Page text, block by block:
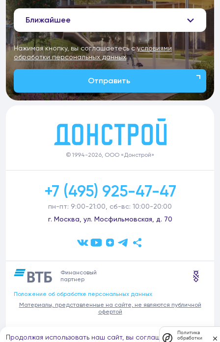
Ближайшее
Нажимая кнопку, вы соглашаетесь сусловиями
обработки персональных данных
Отправить
© 1994-2026, ООО «Донстрой»
+7 (495) 925-47-47
пн-пт: 9:00-21:00, сб-вс: 10:00-20:00
г. Москва, ул. Мосфильмовская, д. 70
Финансовый
партнер
Положение об обработке персональных данных
Материалы, представленные на сайте, не являются публичной
офертой
В связи с участившимися случаями предложений частных услуг от
имени компании Донстрой (проведения ремонтов, продажи
Продолжая использовать наш сайт, вы соглашаетесь на
Политика
обработки